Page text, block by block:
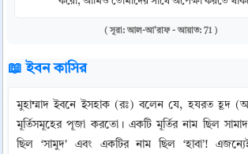
( সূরা: আল-আ'রাফ - আয়াত: 71 )
📖 ইবন কাসির
মুহাম্মাদ ইবনে ইসহাক (রঃ) বলেন যে, হযরত হূদ
মূর্তিসমূহের পূজা করতো। একটি মূর্তির নাম ছিল
ছিল ‘সামুদ' এবং একটির নাম ছিল ‘হাবা’!